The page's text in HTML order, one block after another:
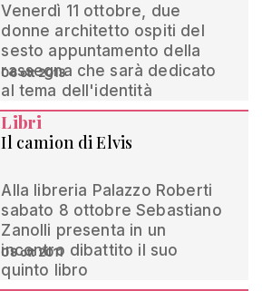
Venerdì 11 ottobre, due
donne architetto ospiti del
sesto appuntamento della
rassegna che sarà dedicato
al tema dell'identità
06 ott 2013
Libri
Il camion di Elvis
Alla libreria Palazzo Roberti
sabato 8 ottobre Sebastiano
Zanolli presenta in un
incontro dibattito il suo
quinto libro
08 ott 2011